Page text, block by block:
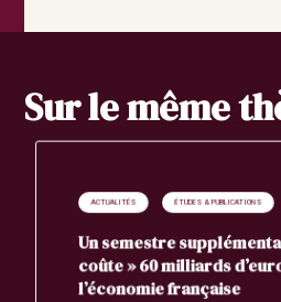
Sur le même
ACTUALITÉS ÉTUDES & PUBLICATIONS
Un semestre
coûte » 60 milliards
l’économie française